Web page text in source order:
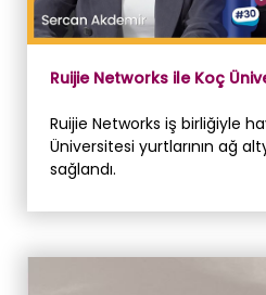
Ruijie Networks ile Koç
Ruijie Networks iş birliğiyle
Üniversitesi yurtlarının ağ
sağlandı.